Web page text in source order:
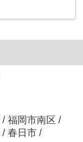
/ 福岡市南区 /
/ 春日市 /